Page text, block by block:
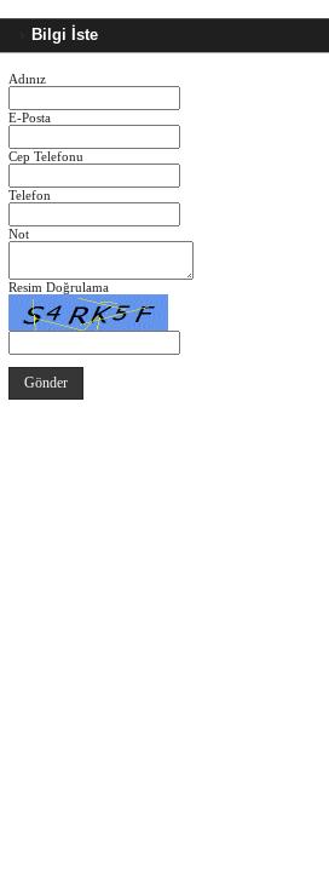
Bilgi İste
Adınız
E-Posta
Cep Telefonu
Telefon
Not
Resim Doğrulama